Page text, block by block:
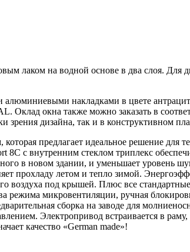
лаком на водной основе в два слоя. Для
накладками в цвете
окна также можно заказать в
зрения дизайна, так и в конструктивном
предлагает идеальное решение для
8C с внутренним стеклом триплекс
в новом здании, и уменьшает уровень
прохладу летом и тепло зимой.
воздуха под крышей. Плюс все
режима микровентиляции, ручная
сборка на заводе для
Электропривод встраивается в
качество «German made»!